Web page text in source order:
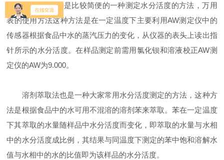
AW测定仪法是比较简便的一种测定水分活度的方法，万用
表的使用方法这种方法是在一定温度下主要利用AW测定仪中的
传感器根据食品中水的蒸汽压力的变化，从仪器的表头上读出指
针所示的水分活度。在样品测定前需用氯化钡和溶液校正AW测
定仪的AW为9.000。
溶剂萃取法也是一种大家常用水分活度测定的方法，这种方
法是根据食品中的水可用不混溶的溶剂苯来萃取。苯在一定温度
下其萃取的水量随样品中水分活度而变化，即萃取的水量与水相
中的水分活度成比例，其结果与同温度下测定的苯中饱和溶解水
值与水相中的水的比值即为该样品的水分活度。